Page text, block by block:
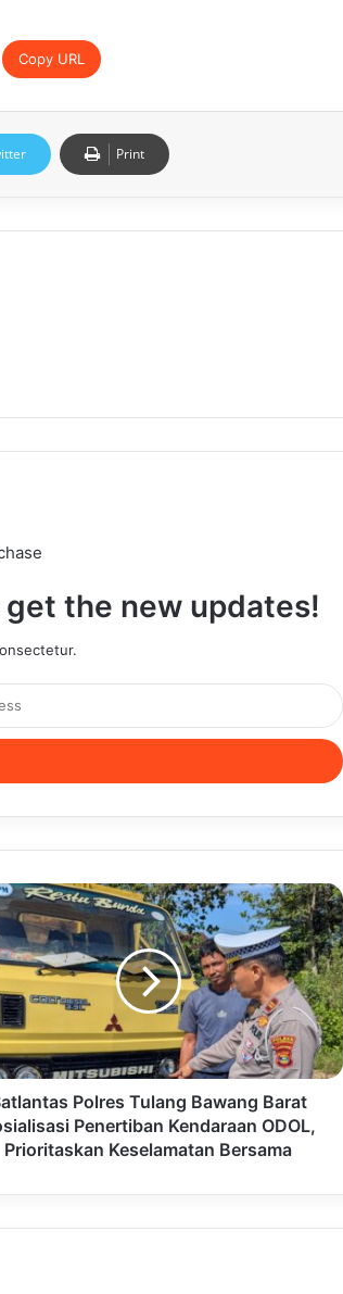
Copy URL
Print
the new updates!
Polres Tulang Bawang Barat
Penertiban Kendaraan ODOL,
Prioritaskan Keselamatan Bersama